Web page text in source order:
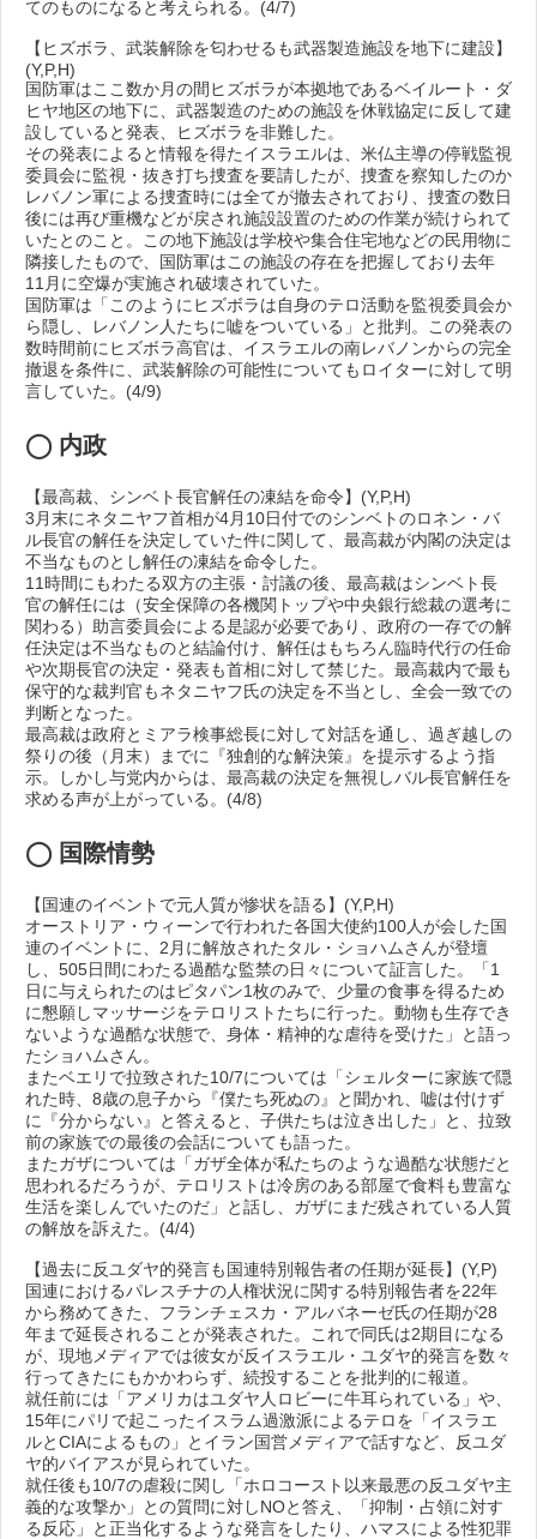
てのものになると考えられる。(4/7)
【ヒズボラ、武装解除を匂わせるも武器製造施設を地下に建設】
(Y,P,H)
国防軍はここ数か月の間ヒズボラが本拠地であるベイルート・ダ
ヒヤ地区の地下に、武器製造のための施設を休戦協定に反して建
設していると発表、ヒズボラを非難した。
その発表によると情報を得たイスラエルは、米仏主導の停戦監視
委員会に監視・抜き打ち捜査を要請したが、捜査を察知したのか
レバノン軍による捜査時には全てが撤去されており、捜査の数日
後には再び重機などが戻され施設設置のための作業が続けられて
いたとのこと。この地下施設は学校や集合住宅地などの民用物に
隣接したもので、国防軍はこの施設の存在を把握しており去年
11月に空爆が実施され破壊されていた。
国防軍は「このようにヒズボラは自身のテロ活動を監視委員会か
ら隠し、レバノン人たちに嘘をついている」と批判。この発表の
数時間前にヒズボラ高官は、イスラエルの南レバノンからの完全
撤退を条件に、武装解除の可能性についてもロイターに対して明
言していた。(4/9)
◯ 内政
【最高裁、シンベト長官解任の凍結を命令】(Y,P,H)
3月末にネタニヤフ首相が4月10日付でのシンベトのロネン・バ
ル長官の解任を決定していた件に関して、最高裁が内閣の決定は
不当なものとし解任の凍結を命令した。
11時間にもわたる双方の主張・討議の後、最高裁はシンベト長
官の解任には（安全保障の各機関トップや中央銀行総裁の選考に
関わる）助言委員会による是認が必要であり、政府の一存での解
任決定は不当なものと結論付け、解任はもちろん臨時代行の任命
や次期長官の決定・発表も首相に対して禁じた。最高裁内で最も
保守的な裁判官もネタニヤフ氏の決定を不当とし、全会一致での
判断となった。
最高裁は政府とミアラ検事総長に対して対話を通し、過ぎ越しの
祭りの後（月末）までに『独創的な解決策』を提示するよう指
示。しかし与党内からは、最高裁の決定を無視しバル長官解任を
求める声が上がっている。(4/8)
◯ 国際情勢
【国連のイベントで元人質が惨状を語る】(Y,P,H)
オーストリア・ウィーンで行われた各国大使約100人が会した国
連のイベントに、2月に解放されたタル・ショハムさんが登壇
し、505日間にわたる過酷な監禁の日々について証言した。「1
日に与えられたのはピタパン1枚のみで、少量の食事を得るため
に懇願しマッサージをテロリストたちに行った。動物も生存でき
ないような過酷な状態で、身体・精神的な虐待を受けた」と語っ
たショハムさん。
またベエリで拉致された10/7については「シェルターに家族で隠
れた時、8歳の息子から『僕たち死ぬの』と聞かれ、嘘は付けず
に『分からない』と答えると、子供たちは泣き出した」と、拉致
前の家族での最後の会話についても語った。
またガザについては「ガザ全体が私たちのような過酷な状態だと
思われるだろうが、テロリストは冷房のある部屋で食料も豊富な
生活を楽しんでいたのだ」と話し、ガザにまだ残されている人質
の解放を訴えた。(4/4)
【過去に反ユダヤ的発言も国連特別報告者の任期が延長】(Y,P)
国連におけるパレスチナの人権状況に関する特別報告者を22年
から務めてきた、フランチェスカ・アルバネーゼ氏の任期が28
年まで延長されることが発表された。これで同氏は2期目になる
が、現地メディアでは彼女が反イスラエル・ユダヤ的発言を数々
行ってきたにもかかわらず、続投することを批判的に報道。
就任前には「アメリカはユダヤ人ロビーに牛耳られている」や、
15年にパリで起こったイスラム過激派によるテロを「イスラエ
ルとCIAによるもの」とイラン国営メディアで話すなど、反ユダ
ヤ的バイアスが見られていた。
就任後も10/7の虐殺に関し「ホロコースト以来最悪の反ユダヤ主
義的な攻撃か」との質問に対しNOと答え、「抑制・占領に対す
る反応」と正当化するような発言をしたり、ハマスによる性犯罪